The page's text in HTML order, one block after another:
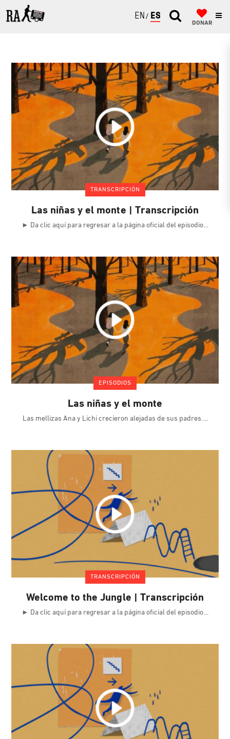
ENGLISH
ESPAÑOL
DONAR
TRANSCRIPCIÓN
Las niñas y el monte | Transcripción
► Da clic aquí para regresar a la página oficial del episodio
EPISODIOS
Las niñas y el monte
Las mellizas Ana y Lichi crecieron alejadas de sus padres.
TRANSCRIPCIÓN
Welcome to the Jungle | Transcripción
► Da clic aquí para regresar a la página oficial del episodio